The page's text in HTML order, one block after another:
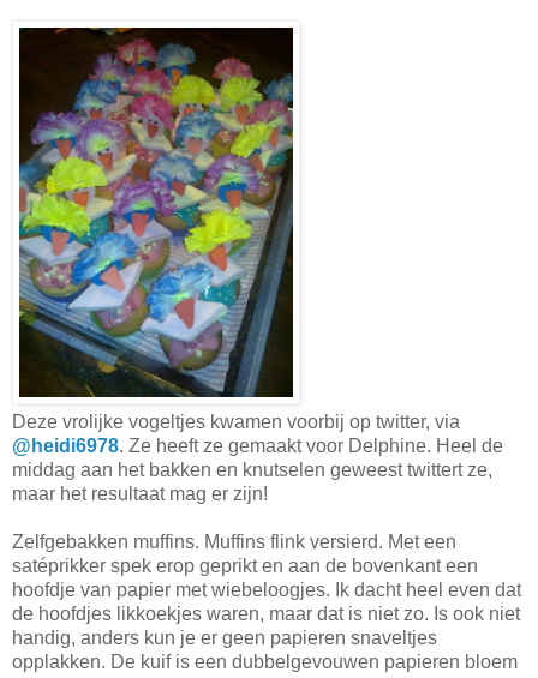
Deze vrolijke vogeltjes kwamen voorbij op twitter, via
@heidi6978. Ze heeft ze gemaakt voor Delphine. Heel de
middag aan het bakken en knutselen geweest twittert ze,
maar het resultaat mag er zijn!
Zelfgebakken muffins. Muffins flink versierd. Met een
satéprikker spek erop geprikt en aan de bovenkant een
hoofdje van papier met wiebeloogjes. Ik dacht heel even dat
de hoofdjes likkoekjes waren, maar dat is niet zo. Is ook niet
handig, anders kun je er geen papieren snaveltjes
opplakken. De kuif is een dubbelgevouwen papieren bloem